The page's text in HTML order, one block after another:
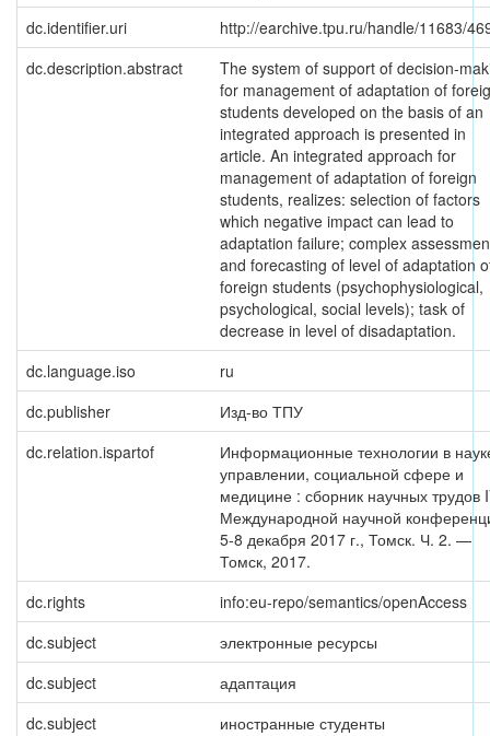
dc.identifier.uri
http://earchive.tpu.ru/handle/11683/
dc.description.abstract
The system of support of decision-
for management of adaptation of
students developed on the basis of an
integrated approach is presented in
article. An integrated approach for
management of adaptation of foreign
students, realizes: selection of factors
which negative impact can lead to
adaptation failure; complex
and forecasting of level of adaptation
foreign students (psychophysiological,
psychological, social levels); task of
decrease in level of disadaptation.
dc.language.iso
ru
dc.publisher
Изд-во ТПУ
dc.relation.ispartof
Информационные технологии в
управлении, социальной сфере и
медицине : сборник научных трудов
Международной научной
5-8 декабря 2017 г., Томск. Ч. 2. —
Томск, 2017.
dc.rights
info:eu-repo/semantics/openAccess
dc.subject
электронные ресурсы
dc.subject
адаптация
dc.subject
иностранные студенты